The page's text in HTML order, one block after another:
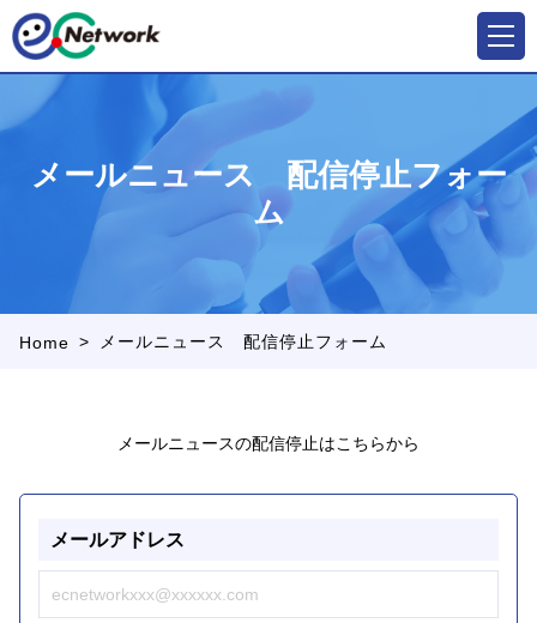
メールニュース 配信停止フォー
ム
Home > メールニュース 配信停止フォーム
メールニュースの配信停止はこちらから
メールアドレス